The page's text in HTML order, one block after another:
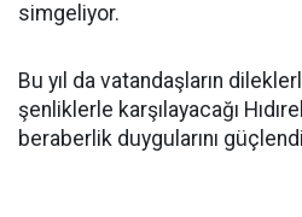
simgeliyor.
Bu yıl da vatandaşların
şenliklerle karşılayacağı
beraberlik duygularını